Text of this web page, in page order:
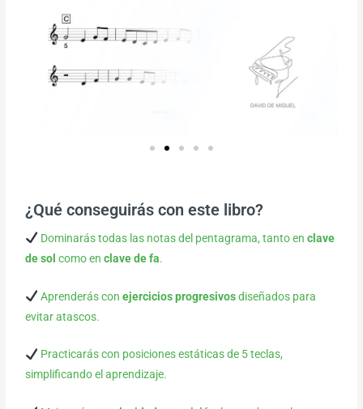
¿Qué conseguirás con este libro?
Dominarás todas las notas del pentagrama, tanto en clave
de sol como enclave de fa.
Aprenderás con ejercicios progresivosdiseñados para
evitar atascos.
Practicarás con posiciones estáticas de 5 teclas,
simplificando el aprendizaje.